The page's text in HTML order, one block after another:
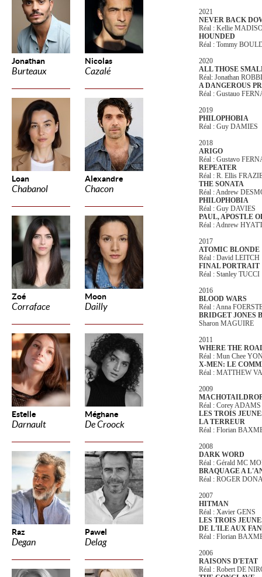
Jonathan
Burteaux
Nicolas
Cazalé
Loan
Chabanol
Alexandre
Chacon
Zoé
Corraface
Moon
Dailly
Estelle
Darnault
Méghane
De Croock
Raz
Degan
Pawel
Delag
2021
NEVER BACK
Réal : Kellie
HOUNDED
Réal : Tommy
2020
ALL THOSE
Réal: Jonathan
A DANGEROUS
Réal : Gustauo
2019
PHILOPHOBIA
Réal : Guy DAMIES
2018
ARIGO
Réal : Gustavo
REPEATER
Réal : R. Ellis
THE SONATA
Réal : Andrew
PHILOPHOBIA
Réal : Guy DAVIES
PAUL, APOSTLE
Réal : Adnrew
2017
ATOMIC BLONDE
Réal : David LEITCH
FINAL PORTRAIT
Réal : Stanley TUCCI
2016
BLOOD WARS
Réal : Anna
BRIDGET JONES
Sharon MAGUIRE
2011
WHERE THE
Réal : Mun Chee
X-MEN: LE
Réal : MATTHEW
2009
Réal : Corey ADAMS
LES TROIS
LA TERREUR
Réal : Florian
2008
DARK WORD
Réal : Gérald MC
BRAQUAGE A
Réal : ROGER
2007
HITMAN
Réal : Xavier GENS
LES TROIS
DE L'ILE AUX
Réal : Florian
2006
RAISONS D'ETAT
Réal : Robert DE